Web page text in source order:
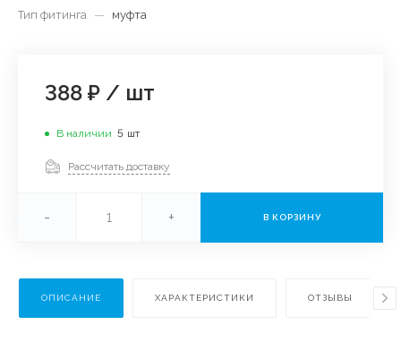
Тип фитинга — муфта
388 ₽ / шт
В наличии 5 шт
Рассчитать доставку
- + В КОРЗИНУ
ОПИСАНИЕ ХАРАКТЕРИСТИКИ ОТЗЫВЫ